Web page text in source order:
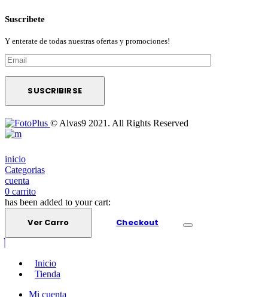
Suscribete
Y enterate de todas nuestras ofertas y promociones!
© Alvas9 2021. All Rights Reserved
inicio
Categorias
cuenta
0 carrito
has been added to your cart:
Ver Carro Checkout
Inicio
Tienda
Mi cuenta